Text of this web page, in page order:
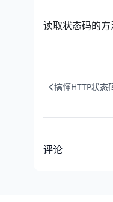
读取状态码的
搞懂HTTP状态
评论